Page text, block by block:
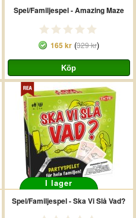
Spel/Familjespel - Amazing Maze
165 kr(329 kr)
I lager
Spel/Familjespel - Ska Vi Slå Vad?